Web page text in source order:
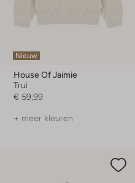
Nieuw
House Of Jaimie
Trui
€ 59,99
+ meer kleuren